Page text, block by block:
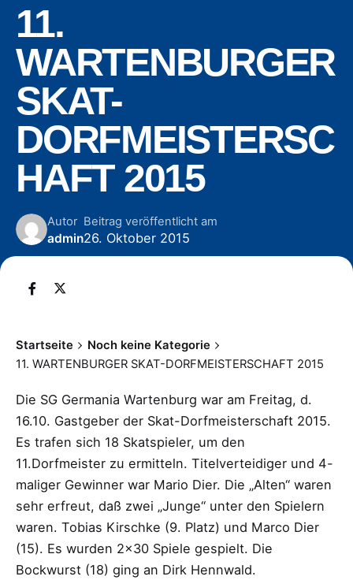
11.
WARTENBURGER
SKAT-
DORFMEISTERSC
HAFT 2015
Autor
admin
Beitrag veröffentlicht am
26. Oktober 2015
Startseite
Noch keine Kategorie
11. WARTENBURGER SKAT-DORFMEISTERSCHAFT 2015
Die SG Germania Wartenburg war am Freitag, d.
16.10. Gastgeber der Skat-Dorfmeisterschaft 2015.
Es trafen sich 18 Skatspieler, um den
11.Dorfmeister zu ermitteln. Titelverteidiger und 4-
maliger Gewinner war Mario Dier. Die „Alten“ waren
sehr erfreut, daß zwei „Junge“ unter den Spielern
waren. Tobias Kirschke (9. Platz) und Marco Dier
(15). Es wurden 2×30 Spiele gespielt. Die
Bockwurst (18) ging an Dirk Hennwald.